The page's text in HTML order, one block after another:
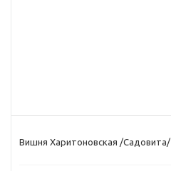
Вишня Харитоновская /Садовита/